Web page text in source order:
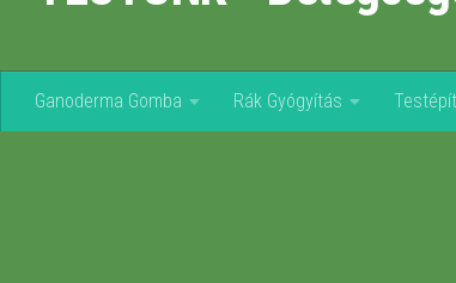
Ganoderma Gomba Rák Gyógyítás